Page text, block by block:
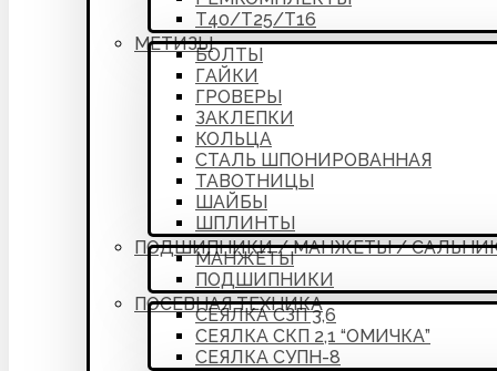
Т40/Т25/Т16
МЕТИЗЫ
БОЛТЫ
ГАЙКИ
ГРОВЕРЫ
ЗАКЛЕПКИ
КОЛЬЦА
СТАЛЬ ШПОНИРОВАННАЯ
ТАВОТНИЦЫ
ШАЙБЫ
ШПЛИНТЫ
ПОДШИПНИКИ / МАНЖЕТЫ /
МАНЖЕТЫ
ПОДШИПНИКИ
ПОСЕВНАЯ ТЕХНИКА
СЕЯЛКА СЗП 3,6
СЕЯЛКА СКП 2,1 “ОМИЧКА”
СЕЯЛКА СУПН-8